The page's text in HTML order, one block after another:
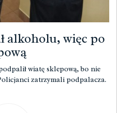
alkoholu, więc po
wiatę sklepową, bo nie
zatrzymali podpalacza.